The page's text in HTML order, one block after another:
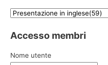
Accesso membri
Nome utente